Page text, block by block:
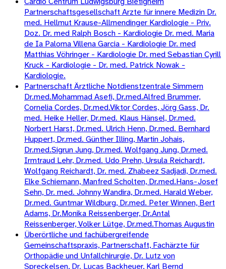
Partnerschaftsgesellschaft Arzte für innere Medizin Dr.
med. Hellmut Krause-Allmendinger Kardiologie - Priv.
Doz. Dr. med Ralph Bosch - Kardiologie Dr. med. Maria
de Ia Paloma Villena Garcia - Kardiologie Dr. med
Matthias Vöhringer - Kardiologie Dr. med Sebastian Cyrill
Kruck - Kardiologie - Dr. med. Patrick Nowak -
Kardiologie.
Partnerschaft Ärztliche Notdienstzentrale Simmern
Dr.med.Mohammad Asefi, Dr.med.Alfred Brummer,
Cornelia Cordes, Dr.med.Viktor Cordes, Jörg Gass, Dr.
med. Heike Heller, Dr.med. Klaus Hänsel, Dr.med.
Norbert Harst, Dr.med. Ulrich Henn, Dr.med. Bernhard
Huppert, Dr.med. Günther Illing, Martin Johais,
Dr.med.Sigrun Jung, Dr.med. Wolfgang Jung, Dr.med.
Irmtraud Lehr, Dr.med. Udo Prehn, Ursula Reichardt,
Wolfgang Reichardt, Dr. med. Zhabeez Sadjadi, Dr.med.
Elke Schiemann, Manfred Scholten, Dr.med.Hans-Josef
Sehn, Dr. med. Johnny Wandira, Dr.med. Harald Weber,
Dr.med. Guntmar Wildburg, Dr.med. Peter Winnen, Bert
Adams, Dr.Monika Reissenberger, Dr.Antal
Reissenberger, Volker Lütge, Dr.med.Thomas Augustin
Überörtliche und fachübergreifende
Gemeinschaftspraxis, Partnerschaft, Fachärzte für
Orthopädie und Unfallchirurgie, Dr. Lutz von
Spreckelsen, Dr. Lucas Backheuer, Karl Bernd